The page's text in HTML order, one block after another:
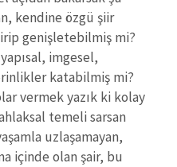
kendine özgü şiir
genişletebilmiş mi?
imgesel,
katabilmiş mi?
vermek yazık ki kolay
temeli sarsan
uzlaşamayan,
içinde olan şair, bu